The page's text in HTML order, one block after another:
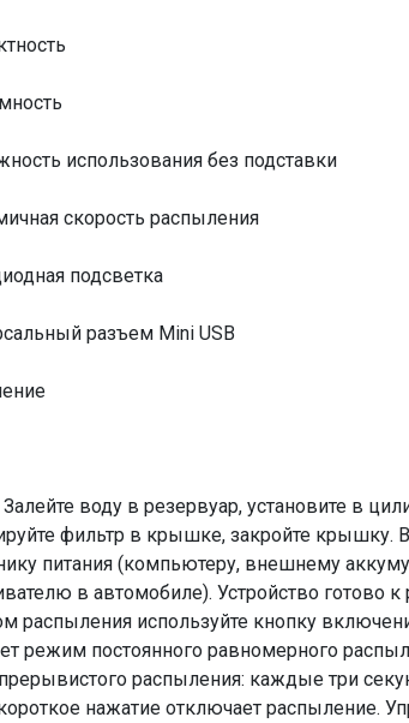
использования без подставки
скорость распыления
подсветка
разъем Mini USB
воду в резервуар, установите в
фильтр в крышке, закройте крышку.
питания (компьютеру, внешнему
в автомобиле). Устройство готово
распыления используйте кнопку
режим постоянного равномерного
распыления: каждые три
нажатие отключает распыление.